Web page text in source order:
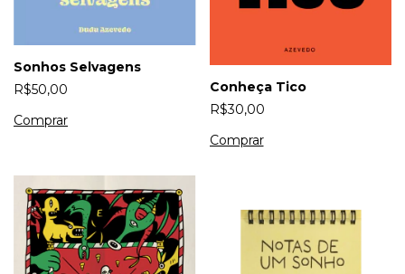
Sonhos Selvagens
R$50,00
Conheça Tico
R$30,00